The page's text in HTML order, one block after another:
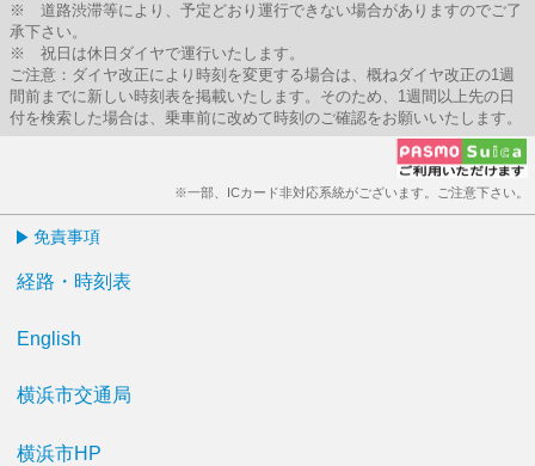
※ 道路渋滞等により、予定どおり運行できない場合がありますのでご了
承下さい。
※ 祝日は休日ダイヤで運行いたします。
ご注意：ダイヤ改正により時刻を変更する場合は、概ねダイヤ改正の1週
間前までに新しい時刻表を掲載いたします。そのため、1週間以上先の日
付を検索した場合は、乗車前に改めて時刻のご確認をお願いいたします。
※一部、ICカード非対応系統がございます。ご注意下さい。
免責事項
経路・時刻表
English
横浜市交通局
横浜市HP